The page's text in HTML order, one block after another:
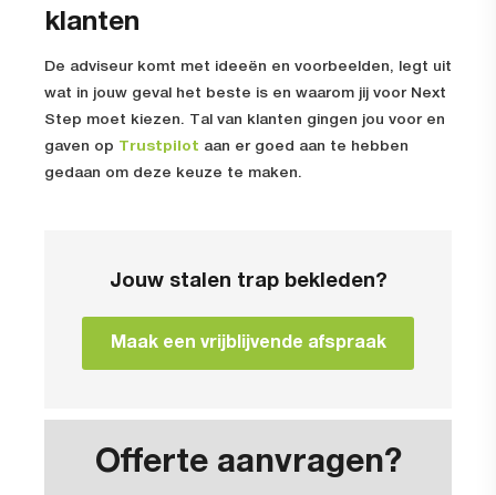
klanten
De adviseur komt met ideeën en voorbeelden, legt uit
wat in jouw geval het beste is en waarom jij voor Next
Step moet kiezen. Tal van klanten gingen jou voor en
gaven op Trustpilot aan er goed aan te hebben
gedaan om deze keuze te maken.
Jouw stalen trap bekleden?
Maak een vrijblijvende afspraak
Offerte aanvragen?